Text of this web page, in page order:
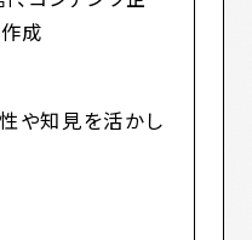
成
や知見を活かし